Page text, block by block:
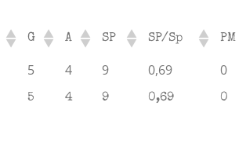
G A SP SP/Sp PM
5 4 9 0,69 0
5 4 9 0,69 0